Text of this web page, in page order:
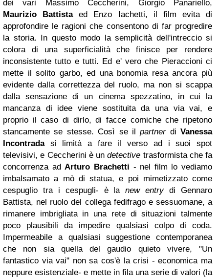
dei vari Massimo Ceccherini, Giorgio Panariello,
Maurizio Battistaed Enzo Iachetti, il film evita di
approfondire le ragioni che consentono di far progredire
la storia. In questo modo la semplicità dell'intreccio si
colora di una superficialità che finisce per rendere
inconsistente tutto e tutti. Ed e' vero che Pieraccioni ci
mette il solito garbo, ed una bonomia resa ancora più
evidente dalla correttezza del ruolo, ma non si scappa
dalla sensazione di un cinema spezzatino, in cui la
mancanza di idee viene sostituita da una via vai, e
proprio il caso di dirlo, di facce comiche che ripetono
stancamente se stesse. Così se ilpartnerdi Vanessa
Incontradasi limità a fare il verso ad i suoi spot
televisivi, e Ceccherini è undetective trasformista che fa
concorrenza adArturo Brachetti - nel film lo vediamo
imbalsamato a mò di statua, e poi mimetizzato come
cespuglio tra i cespugli- è lanew entrydi Gennaro
Battista, nel ruolo del collega fedifrago e sessuomane, a
rimanere imbrigliata in una rete di situazioni talmente
poco plausibili da impedire qualsiasi colpo di coda.
Impermeabile a qualsiasi suggestione contemporanea
che non sia quella del gaudio quieto vivere, "Un
fantastico via vai" non sa cos'è la crisi - economica ma
neppure esistenziale- e mette in fila una serie di valori (la